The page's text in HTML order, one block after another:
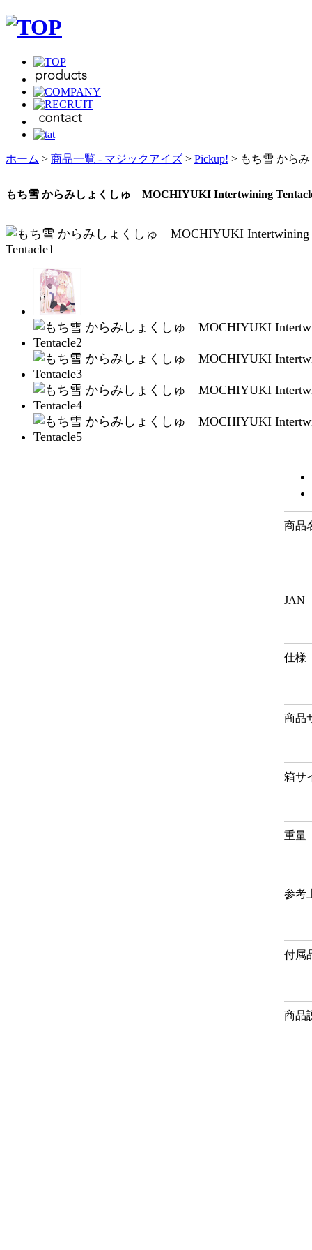
ホーム > 商品一覧 - マジックアイズ > Pickup! > もち雪 から
もち雪 からみしょくしゅ MOCHIYUKI Intertwining
商品
JAN
仕様
商品
箱サ
重量
参考
付属
商品